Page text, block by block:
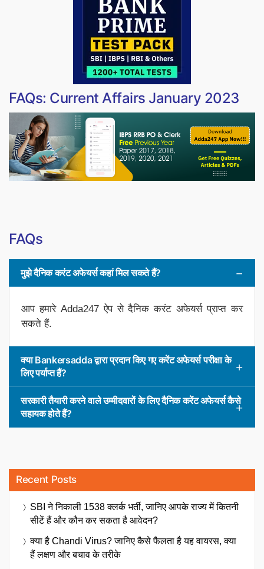
FAQs: Current Affairs January 2023
FAQs
मुझे दैनिक करंट अफेयर्स कहां मिल सकते हैं?
आप हमारे Adda247 ऐप से दैनिक करंट अफेयर्स प्राप्त कर
सकते हैं.
क्या Bankersadda द्वारा प्रदान किए गए करेंट अफेयर्स परीक्षा के
लिए पर्याप्त हैं?
सरकारी तैयारी करने वाले उम्मीदवारों के लिए दैनिक करेंट अफेयर्स कैसे
सहायक होते हैं?
Recent Posts
SBI ने निकाली 1538 क्लर्क भर्ती, जानिए आपके राज्य में कितनी
सीटें हैं और कौन कर सकता है आवेदन?
क्या है Chandi Virus? जानिए कैसे फैलता है यह वायरस, क्या
हैं लक्षण और बचाव के तरीके